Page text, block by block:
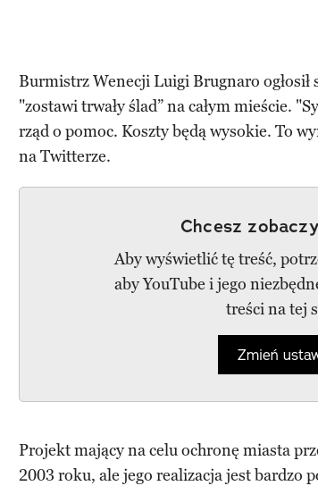
Burmistrz Wenecji Luigi Brugnaro ogłosił
"zostawi trwały ślad” na całym mieście.
rząd o pomoc. Koszty będą wysokie. To
na Twitterze.
Chcesz
Aby wyświetlić tę treść,
aby YouTube i jego
treści na tej
Zmień
Projekt mający na celu ochronę miasta
2003 roku, ale jego realizacja jest bardzo